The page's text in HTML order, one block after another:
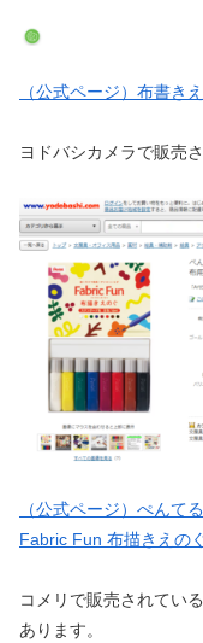
（公式ページ）布書
ヨドバシカメラで販売
（公式ページ）ぺんて
Fabric Fun 布描きえの
コメリで販売されてい
あります。